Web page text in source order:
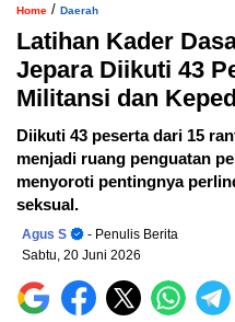
Home / Daerah
Latihan Kader
Jepara Diikuti 43
Militansi dan
Diikuti 43 peserta dari 15
menjadi ruang penguatan
menyoroti pentingnya
seksual.
Agus S
- Penulis Berita
Sabtu, 20 Juni 2026